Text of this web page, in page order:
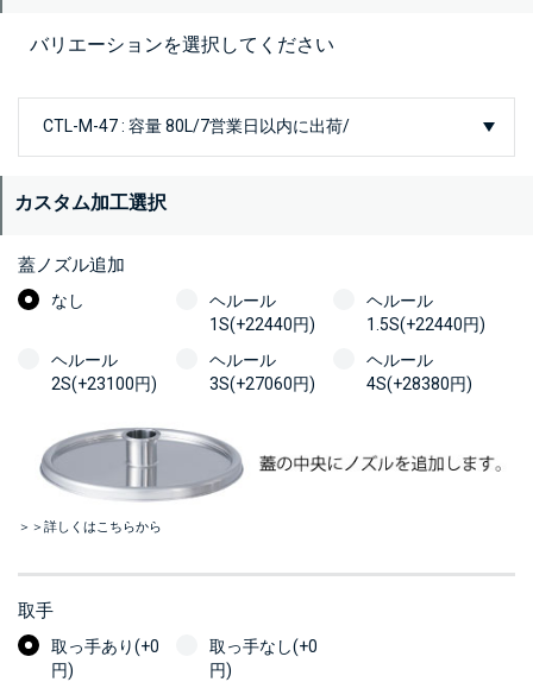
バリエーションを選択してください
カスタム加工選択
蓋ノズル追加
なし
ヘルール
1S(+22440円)
ヘルール
1.5S(+22440円)
ヘルール
2S(+23100円)
ヘルール
3S(+27060円)
ヘルール
4S(+28380円)
＞＞詳しくはこちらから
取手
取っ手あり(+0
円)
取っ手なし(+0
円)